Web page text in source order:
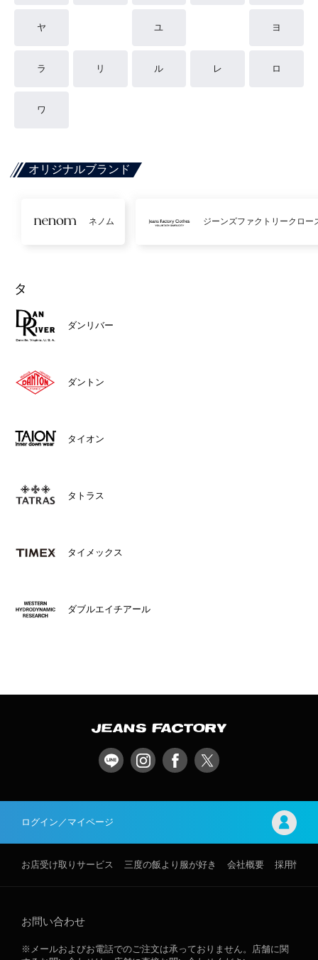
ヤ ユ ヨ
ラ リ ル レ ロ
ワ
オリジナルブランド
ネノム ジーンズファクトリークロー
タ
ダンリバー
ダントン
タイオン
タトラス
タイメックス
ダブルエイチアール
ログイン／マイページ
お店受け取りサービス 三度の飯より服が好き 会社概要 採用情報
お問い合わせ
※メールおよびお電話でのご注文は承っておりません。店舗に関